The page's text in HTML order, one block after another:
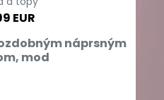
EUR
náprsným
mod